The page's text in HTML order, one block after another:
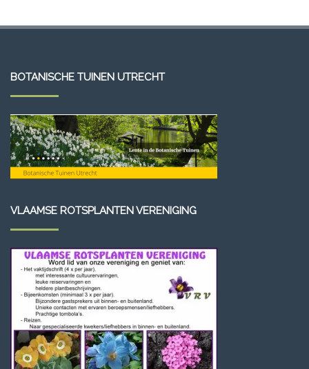
BOTANISCHE TUINEN UTRECHT
VLAAMSE ROTSPLANTEN VERENIGING